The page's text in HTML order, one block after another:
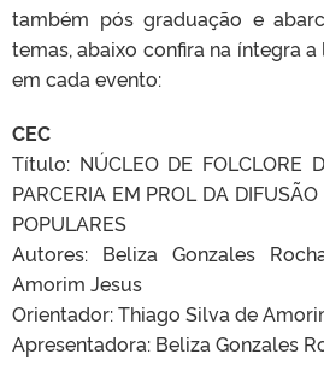
também pós graduação e
temas, abaixo confira na íntegra
em cada evento:
CEC
Título: NÚCLEO DE FOLCLORE
PARCERIA EM PROL DA
POPULARES
Autores: Beliza Gonzales
Amorim Jesus
Orientador: Thiago Silva de
Apresentadora: Beliza Gonzales